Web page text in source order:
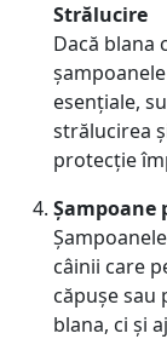
Strălucire
Dacă blana
esențiale,
strălucirea
protecție
Șampoane
câinii care
căpușe sau
blana, ci și